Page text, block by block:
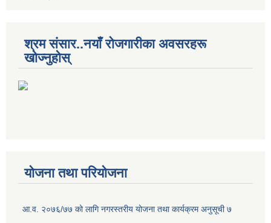
श्रम संसार..नयाँ रोजगारीका अवसरहरू
खोज्नुहोस्
योजना तथा परियोजना
आ.व. २०७६/७७ को लागि नगरस्तरीय योजना तथा कार्यक्रम अनुसूची ७